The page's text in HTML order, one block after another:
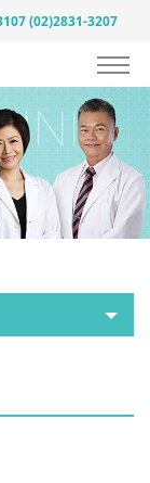
(02)2831-3207